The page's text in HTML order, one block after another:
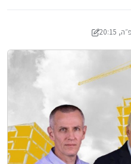
ידי הקול השפוי